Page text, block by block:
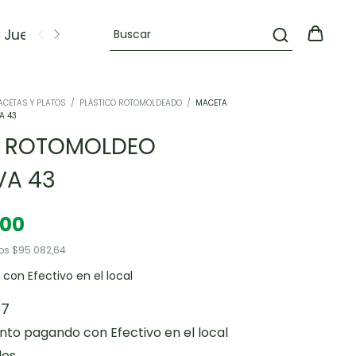
Juegos OFERTAS
Y PLATOS / PLÁSTICO ROTOMOLDEADO / MACETA
43
43
$95.082,64
con Efectivo en el local
pagando con Efectivo en el local